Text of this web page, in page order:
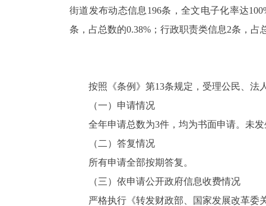
街道发布动态信息196条，全文电子化率达
条，占总数的0.38%；行政职责类信息2条，占
按照《条例》第13条规定，受理公民、法
（一）申请情况
全年申请总数为3件，均为书面申请。未
（二）答复情况
所有申请全部按期答复。
（三）依申请公开政府信息收费情况
严格执行《转发财政部、国家发展改革委